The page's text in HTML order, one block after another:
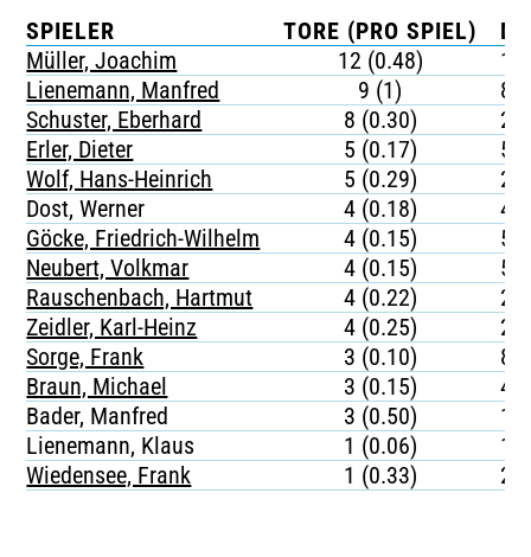
SPIELER TORE (PRO SPIEL)
Müller, Joachim
12 (0.48)
Lienemann, Manfred
9 (1)
87
Schuster, Eberhard
8 (0.30)
Erler, Dieter
5 (0.17)
Wolf, Hans-Heinrich
5 (0.29)
Dost, Werner
4 (0.18)
Göcke, Friedrich-Wilhelm
4 (0.15)
Neubert, Volkmar
4 (0.15)
Rauschenbach, Hartmut
4 (0.22)
Zeidler, Karl-Heinz
4 (0.25)
Sorge, Frank
3 (0.10)
Braun, Michael
3 (0.15)
Bader, Manfred
3 (0.50)
Lienemann, Klaus
1 (0.06)
Wiedensee, Frank
1 (0.33)